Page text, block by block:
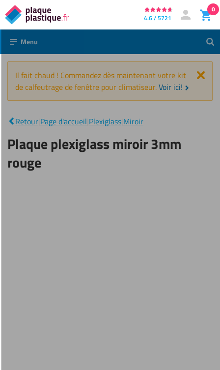
Directement
au
contenu
4.6 / 5721 Mon
Se connecter
0
Menu
Il fait chaud ! Commandez dès maintenant votre kit
de calfeutrage de fenêtre pour climatiseur.Voir ici!
Retour Page d'accueil Plexiglass Miroir
miroir
3mm
rouge
Plaque plexiglass miroir 3mm
rouge